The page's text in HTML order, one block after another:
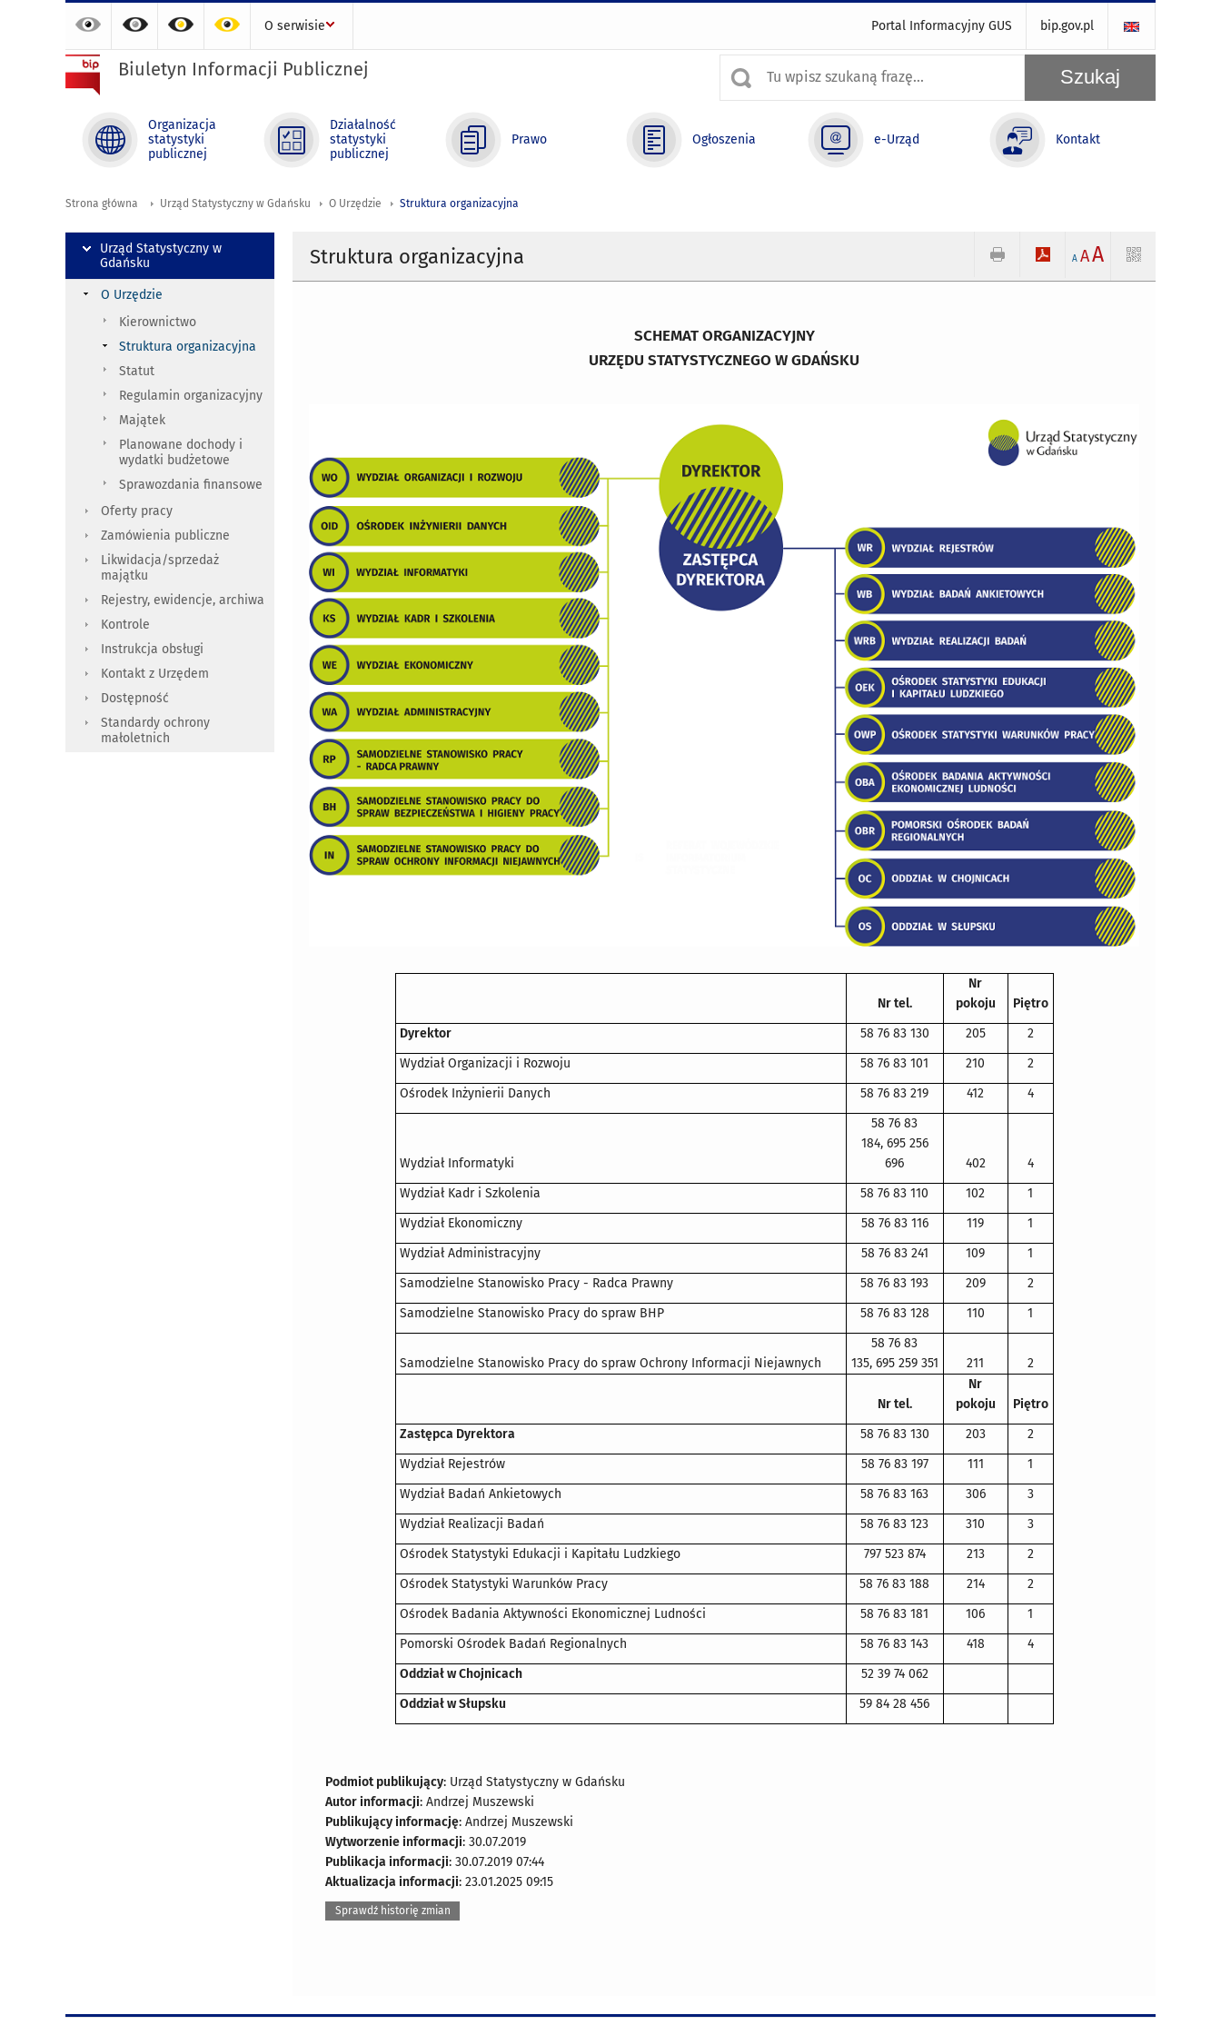
Portal Informacyjny GUS bip.gov.pl
O serwisie
Biuletyn Informacji Publicznej
Organizacja
statystyki
publicznej
Działalność
statystyki
publicznej
Prawo Ogłoszenia e-Urząd Kontakt
Strona główna Urząd Statystyczny w Gdańsku O Urzędzie Struktura organizacyjna
Struktura organizacyjna A AA
SCHEMAT ORGANIZACYJNY
URZĘDU STATYSTYCZNEGO W GDAŃSKU
Nr tel.
Nr
pokoju
Piętro
Dyrektor
58 76 83 130 205
2
Wydział Organizacji i Rozwoju
58 76 83 101 210
2
Ośrodek Inżynierii Danych
58 76 83 219 412 4
Wydział Informatyki
58 76 83
184, 695 256
696
402
4
Wydział Kadr i Szkolenia
58 76 83 110 102
1
Wydział Ekonomiczny
58 76 83 116 119
1
Wydział Administracyjny
58 76 83 241 109
1
Samodzielne Stanowisko Pracy - Radca Prawny
58 76 83 193 209
2
Samodzielne Stanowisko Pracy do spraw BHP
58 76 83 128 110 1
Samodzielne Stanowisko Pracy do spraw Ochrony Informacji Niejawnych
58 76 83
135, 695 259 351 211 2
Nr tel.
Nr
pokoju
Piętro
Zastępca Dyrektora
58 76 83 130 203
2
Wydział Rejestrów
58 76 83 197 111
1
Wydział Badań Ankietowych
58 76 83 163 306
3
Wydział Realizacji Badań
58 76 83 123 310
3
Ośrodek Statystyki Edukacji i Kapitału Ludzkiego
797 523 874 213
2
Ośrodek Statystyki Warunków Pracy
58 76 83 188 214
2
Ośrodek Badania Aktywności Ekonomicznej Ludności
58 76 83 181 106
1
Pomorski Ośrodek Badań Regionalnych
58 76 83 143 418
4
Oddział w Chojnicach
52 39 74 062
Oddział w Słupsku
59 84 28 456
Podmiot publikujący: Urząd Statystyczny w Gdańsku
Autor informacji: Andrzej Muszewski
Publikujący informację: Andrzej Muszewski
Wytworzenie informacji: 30.07.2019
Publikacja informacji: 30.07.2019 07:44
Aktualizacja informacji: 23.01.2025 09:15
Sprawdź historię zmian
Urząd Statystyczny w
Gdańsku
O Urzędzie
Kierownictwo
Struktura organizacyjna
Statut
Regulamin organizacyjny
Majątek
Planowane dochody i
wydatki budżetowe
Sprawozdania finansowe
Oferty pracy
Zamówienia publiczne
Likwidacja/sprzedaż
majątku
Rejestry, ewidencje, archiwa
Kontrole
Instrukcja obsługi
Kontakt z Urzędem
Dostępność
Standardy ochrony
małoletnich